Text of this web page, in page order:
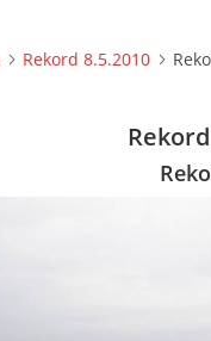
Rekord 8.5.2010